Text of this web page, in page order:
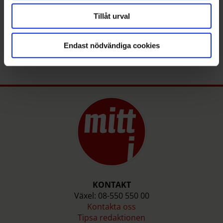
Tillåt urval
Endast nödvändiga cookies
MATHILDANILSSON
mathilda.nilsson@mitti.se
08-550 550 27
KONTAKT
Växel: 08-550 550 00
Kontakta oss
Tipsa redaktionen